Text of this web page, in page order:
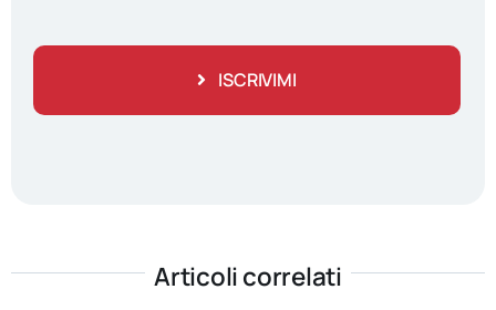
ISCRIVIMI
Articoli correlati